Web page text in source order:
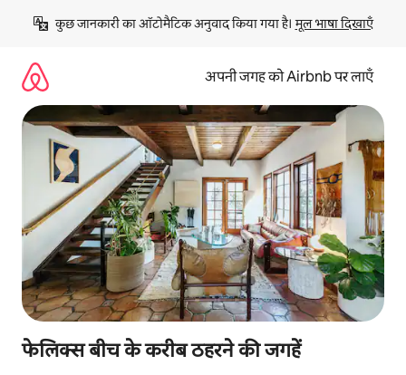
छोड़कर
कॉन्टेंट
कुछ जानकारी का ऑटोमैटिक अनुवाद किया गया है। मूल भाषा दिखाएँ
अपनी जगह को Airbnb पर लाएँ
फेलिक्स बीच के करीब ठहरने की जगहें